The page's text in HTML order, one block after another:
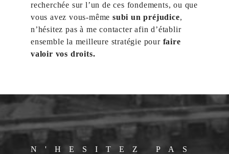
recherchée sur l’un de ces fondements, ou que
vous avez vous-mêmesubi un préjudice,
n’hésitez pas à me contacter afin d’établir
ensemble la meilleure stratégie pour faire
valoir vos droits.
N'HESITEZ PAS